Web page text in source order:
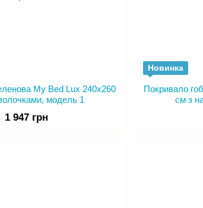
My Bed Lux 240x260
модель 1
1 947 грн
Новинка
Покривало
см з